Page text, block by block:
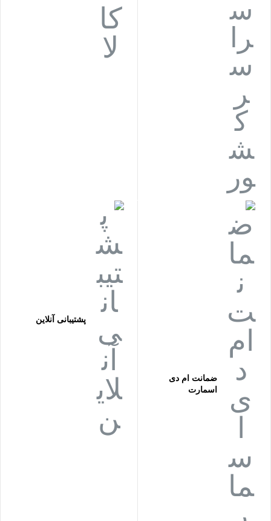
ضمانت ام دی
اسمارت
پشتیبانی آنلاین